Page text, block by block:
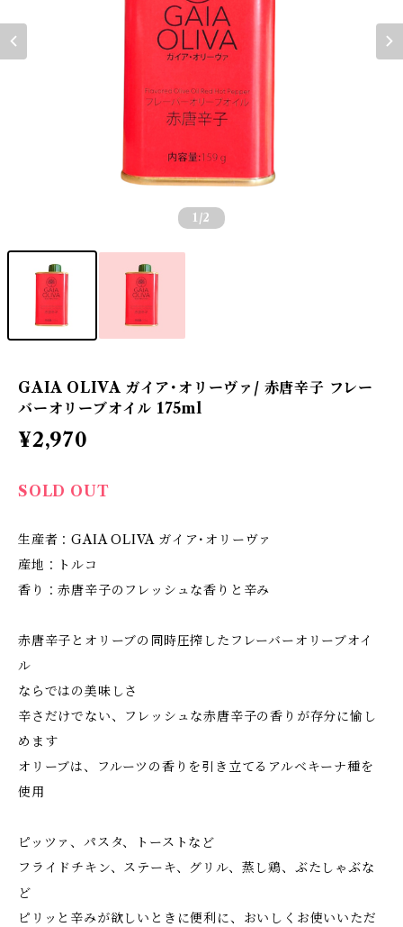
1 /2
GAIA OLIVA ガイア･オリーヴァ/ 赤唐辛子 フレー
バーオリーブオイル 175ml
¥2,970
SOLD OUT
生産者：GAIA OLIVA ガイア･オリーヴァ
産地：トルコ
香り：赤唐辛子のフレッシュな香りと辛み
赤唐辛子とオリーブの同時圧搾したフレーバーオリーブオイ
ル
ならではの美味しさ
辛さだけでない、フレッシュな赤唐辛子の香りが存分に愉し
めます
オリーブは、フルーツの香りを引き立てるアルベキーナ種を
使用
ピッツァ、パスタ、トーストなど
フライドチキン、ステーキ、グリル、蒸し鶏、ぶたしゃぶな
ど
ピリッと辛みが欲しいときに便利に、おいしくお使いいただ